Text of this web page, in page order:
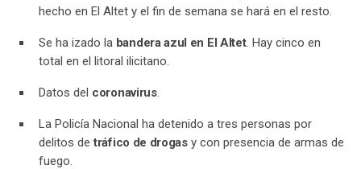
hecho en El Altet y el fin de semana se hará en el resto.
Se ha izado la bandera azul en El Altet. Hay cinco en
total en el litoral ilicitano.
Datos del coronavirus.
La Policía Nacional ha detenido a tres personas por
delitos detráfico de drogas y con presencia de armas de
fuego.